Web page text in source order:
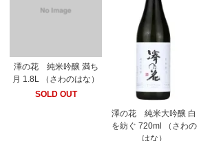
澤の花 純米吟醸 満ち
月 1.8L （さわのはな）
SOLD OUT
澤の花 純米大吟醸 白
を紡ぐ 720ml （さわの
はな）